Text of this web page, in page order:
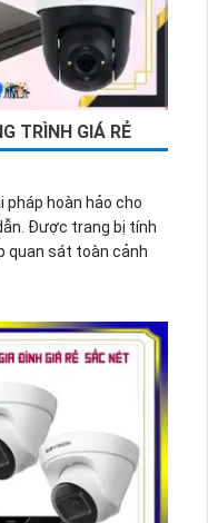
TRÌNH GIÁ RẺ
pháp hoàn hảo cho
quan sát toàn cảnh